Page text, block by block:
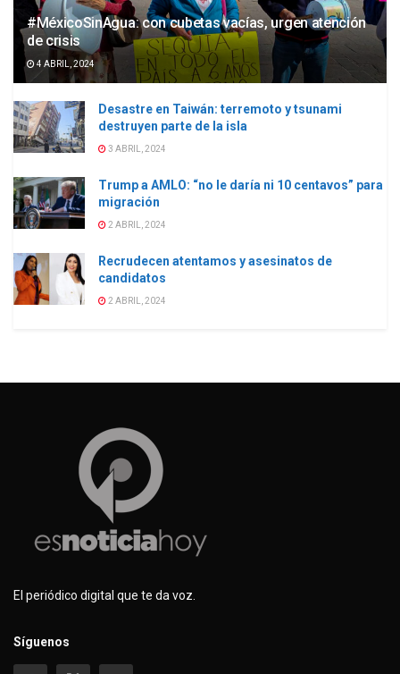
#MéxicoSinAgua: con cubetas vacías, urgen atención
de crisis
4 ABRIL, 2024
Desastre en Taiwán: terremoto y tsunami
destruyen parte de la isla
3 ABRIL, 2024
Trump a AMLO: “no le daría ni 10 centavos” para
migración
2 ABRIL, 2024
Recrudecen atentamos y asesinatos de
candidatos
2 ABRIL, 2024
El periódico digital que te da voz.
Síguenos